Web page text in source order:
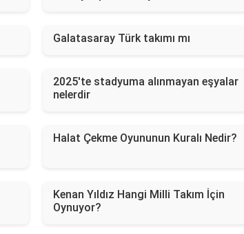
Galatasaray Türk takımı mı
2025'te stadyuma alınmayan eşyalar
nelerdir
Halat Çekme Oyununun Kuralı Nedir?
Kenan Yıldız Hangi Milli Takım İçin
Oynuyor?